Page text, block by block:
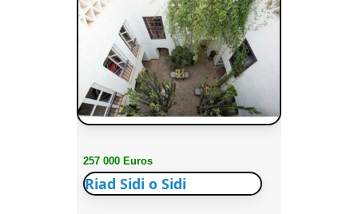
257 000 Euros
Riad Sidi o Sidi